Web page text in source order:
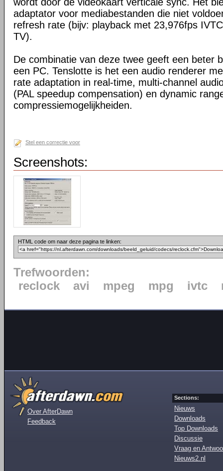
adaptator voor mediabestanden die niet
refresh rate (bijv: playback met 23,976fps
TV).
De combinatie van deze twee geeft een beter
een PC. Tenslotte is het een audio renderer
rate adaptation in real-time, multi-channel
(PAL speedup compensation) en dynamic
compressiemogelijkheiden.
Stel een correctie voor
Screenshots:
HTML code om naar deze pagina te linken:
Trefwoorden:
reclock
avi mpeg mpg ivtc
Over AfterDawn
Feedback
Sections:
Nieuws
Downloads
Top Downloads
Discussie
Vraag en
Nieuws2.nl